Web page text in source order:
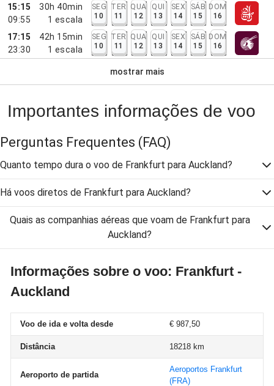
15:15
09:55
30h 40min
1 escala
SEG
10
TER
11
QUA
12
QUI
13
SEX
14
SÁB
15
DOM
16
17:15
23:30
42h 15min
1 escala
SEG
10
TER
11
QUA
12
QUI
13
SEX
14
SÁB
15
DOM
16
mostrar mais
Importantes informações de voo
Perguntas Frequentes (FAQ)
Quanto tempo dura o voo de Frankfurt para Auckland?
Há voos diretos de Frankfurt para Auckland?
Quais as companhias aéreas que voam de Frankfurt para
Auckland?
Informações sobre o voo: Frankfurt -
Auckland
Voo de ida e volta desde € 987,50
Distância 18218 km
Aeroporto de partida
Aeroportos Frankfurt
(FRA)